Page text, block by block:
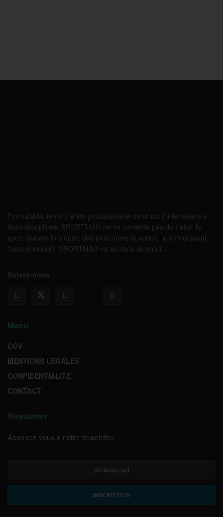
Formidable lien entre les pratiquants et ceux qui s’intéressent à
leurs disciplines, SPORTMAG ne se contente pas de traiter le
sport comme la plupart des personnes le voient, le connaissent,
l’appréhendent. SPORTMAG va au-delà du sport…
Suivez-nous
Menu
CGV
MENTIONS LEGALES
CONFIDENTIALITE
CONTACT
Newsletter
Abonnez-vous à notre newsletter